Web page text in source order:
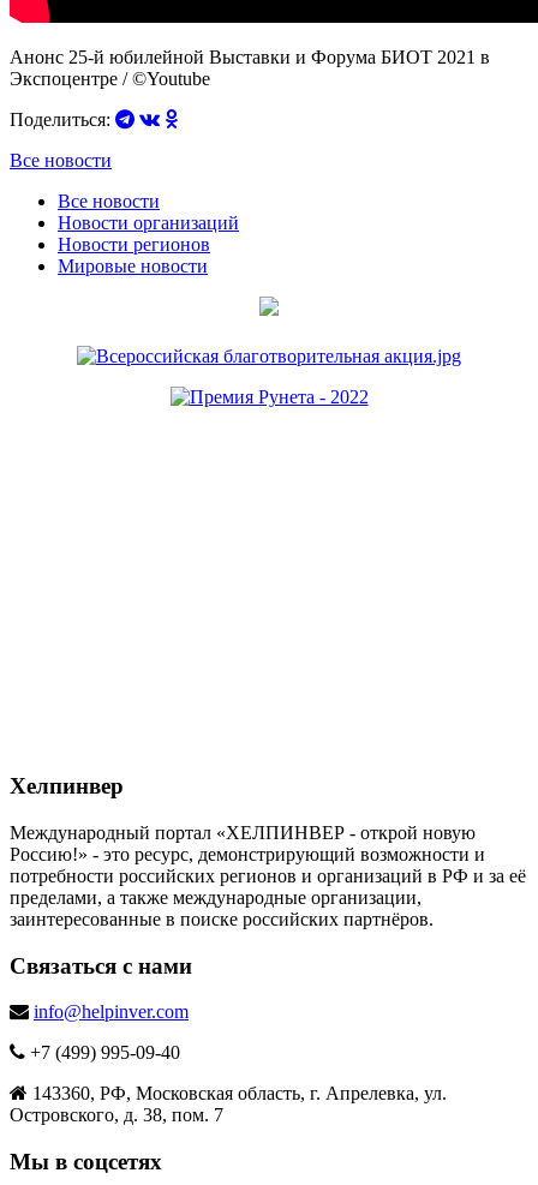
Анонс 25-й юбилейной Выставки и Форума БИОТ 2021 в
Экспоцентре / ©Youtube
Поделиться:
Все новости
Все новости
Новости организаций
Новости регионов
Мировые новости
Хелпинвер
Международный портал «ХЕЛПИНВЕР - открой новую
Россию!» - это ресурс, демонстрирующий возможности и
потребности российских регионов и организаций в РФ и за её
пределами, а также международные организации,
заинтересованные в поиске российских партнёров.
Связаться с нами
info@helpinver.com
+7 (499) 995-09-40
143360, РФ, Московская область, г. Апрелевка, ул.
Островского, д. 38, пом. 7
Мы в соцсетях